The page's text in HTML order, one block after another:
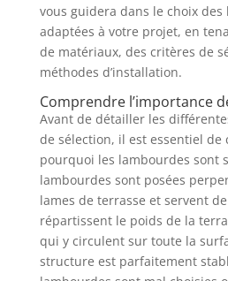
vous guidera dans le choix
adaptées à votre projet, en
de matériaux, des critères de
méthodes d’installation.
Comprendre l’importance
Avant de détailler les
de sélection, il est essentiel de
pourquoi les lambourdes sont
lambourdes sont posées
lames de terrasse et servent
répartissent le poids de la
qui y circulent sur toute la
structure est parfaitement